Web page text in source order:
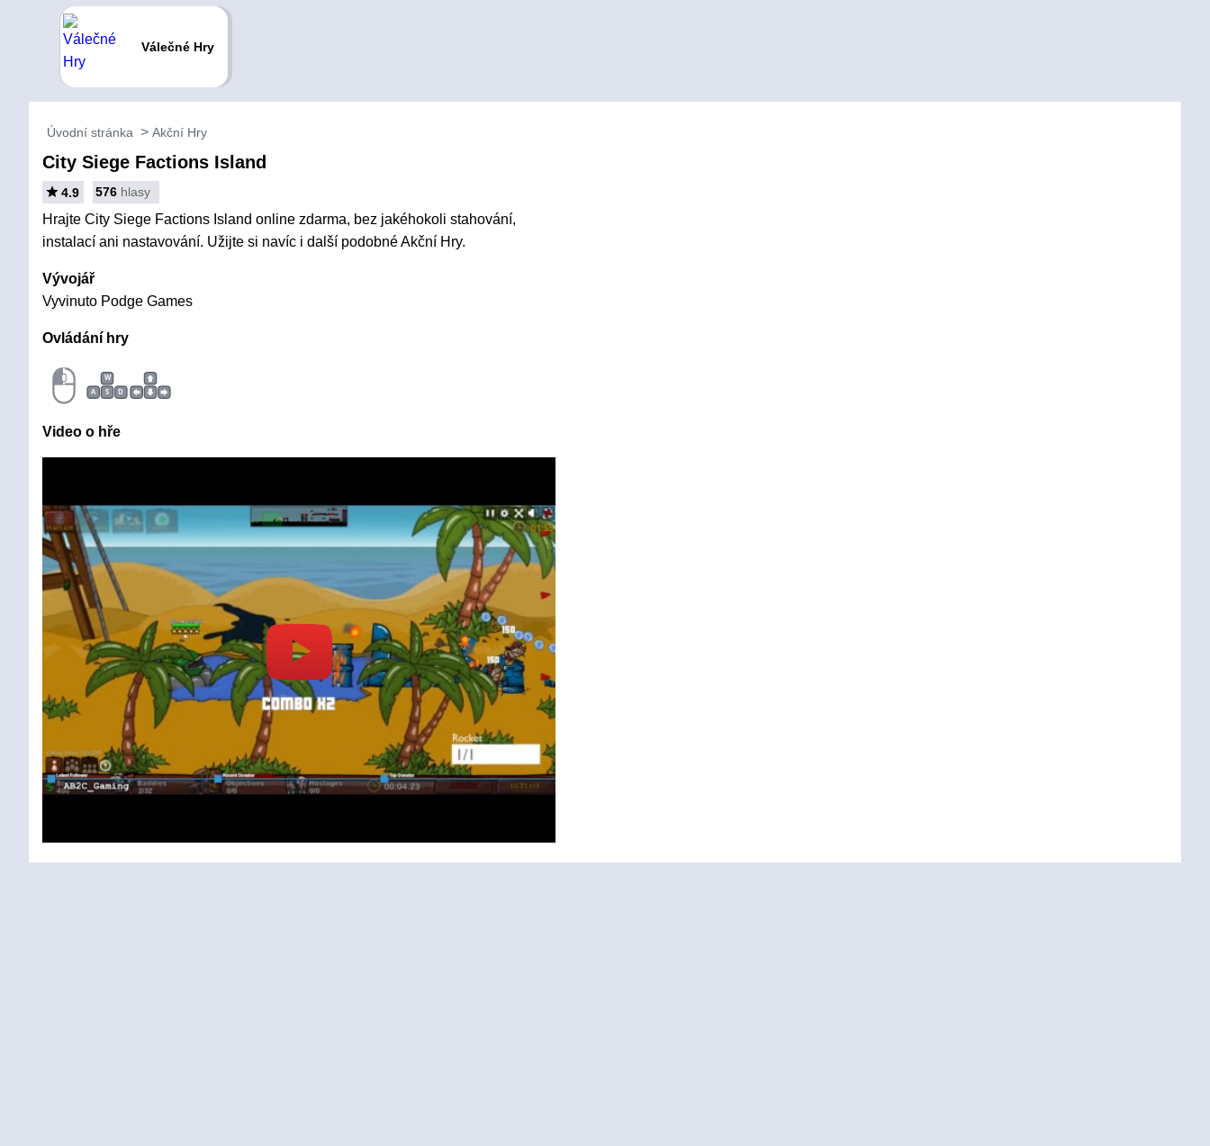
Válečné Hry
Úvodní stránka Akční Hry
City Siege Factions Island
4.9 576 hlasy
Hrajte City Siege Factions Island online zdarma, bez jakéhokoli stahování,
instalací ani nastavování. Užijte si navíc i další podobné Akční Hry.
Vývojář
Vyvinuto Podge Games
Ovládání hry
W
A
S D
Video o hře